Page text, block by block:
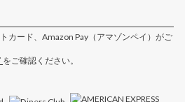
カード、Amazon Pay（アマゾンペイ）がご
をご確認ください。